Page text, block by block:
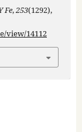
Fe,253(1292),
view/14112